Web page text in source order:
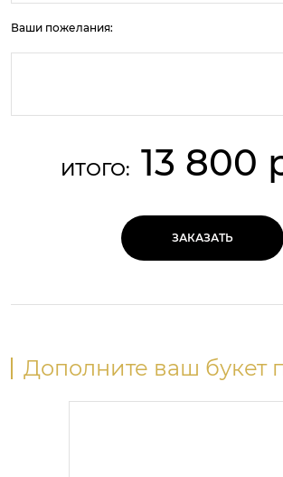
Ваши пожелания:
ИТОГО: 13 800
ЗАКАЗАТЬ
Дополните ваш букет